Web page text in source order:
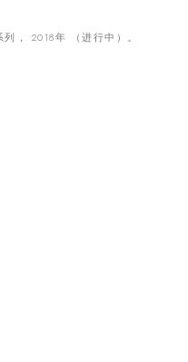
， 2018年 （进行中）。